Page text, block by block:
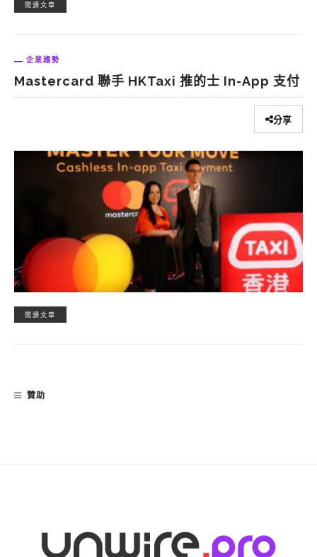
閱讀文章
企業趨勢
Mastercard 聯手 HKTaxi 推的士 In-App 支付
分享
閱讀文章
贊助